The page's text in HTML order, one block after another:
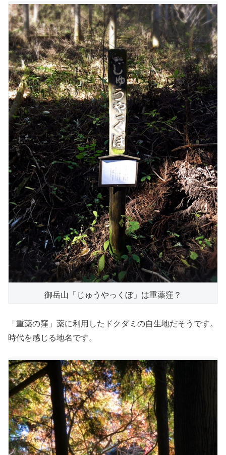
御岳山「じゅうやっくぼ」は重薬窪？
「重薬の窪」薬に利用したドクダミの自生地だそうです。
時代を感じる地名です。